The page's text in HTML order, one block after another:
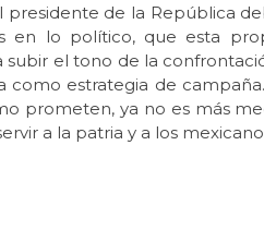
presidente de la República
en lo político, que esta
el tono de la
como estrategia de
prometen, ya no es más
a la patria y a los